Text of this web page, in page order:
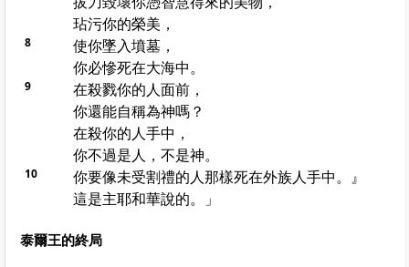
玷污你的榮美，
8
使你墜入墳墓，
你必慘死在大海中。
9
在殺戮你的人面前，
你還能自稱為神嗎？
在殺你的人手中，
你不過是人，不是神。
10
你要像未受割禮的人那樣死在外族人手中。』
這是主耶和華說的。」
泰爾王的終局